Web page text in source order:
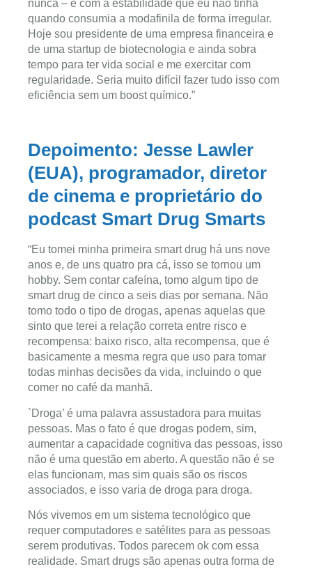
nunca – e com a estabilidade que eu não tinha
quando consumia a modafinila de forma irregular.
Hoje sou presidente de uma empresa financeira e
de uma startup de biotecnologia e ainda sobra
tempo para ter vida social e me exercitar com
regularidade. Seria muito difícil fazer tudo isso com
eficiência sem um boost químico.”
Depoimento: Jesse Lawler
(EUA), programador, diretor
de cinema e proprietário do
podcast Smart Drug Smarts
“Eu tomei minha primeira smart drug há uns nove
anos e, de uns quatro pra cá, isso se tornou um
hobby. Sem contar cafeína, tomo algum tipo de
smart drug de cinco a seis dias por semana. Não
tomo todo o tipo de drogas, apenas aquelas que
sinto que terei a relação correta entre risco e
recompensa: baixo risco, alta recompensa, que é
basicamente a mesma regra que uso para tomar
todas minhas decisões da vida, incluindo o que
comer no café da manhã.
`Droga’ é uma palavra assustadora para muitas
pessoas. Mas o fato é que drogas podem, sim,
aumentar a capacidade cognitiva das pessoas, isso
não é uma questão em aberto. A questão não é se
elas funcionam, mas sim quais são os riscos
associados, e isso varia de droga para droga.
Nós vivemos em um sistema tecnológico que
requer computadores e satélites para as pessoas
serem produtivas. Todos parecem ok com essa
realidade. Smart drugs são apenas outra forma de